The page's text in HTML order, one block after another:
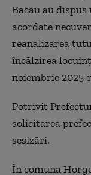
Bacău au
acordate
reanalizarea
încălzirea
noiembrie
Potrivit
solicitarea
sesizări.
În comuna